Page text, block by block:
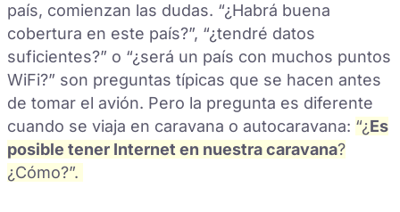
país, comienzan las dudas. “¿Habrá buena
cobertura en este país?”, “¿tendré datos
suficientes?” o “¿será un país con muchos puntos
WiFi?” son preguntas típicas que se hacen antes
de tomar el avión. Pero la pregunta es diferente
cuando se viaja en caravana o autocaravana: “¿Es
posible tener Internet en nuestra caravana?
¿Cómo?”.